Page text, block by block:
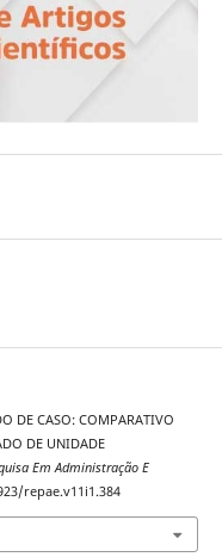
DE CASO: COMPARATIVO
DE UNIDADE
Em Administração E
repae.v11i1.384